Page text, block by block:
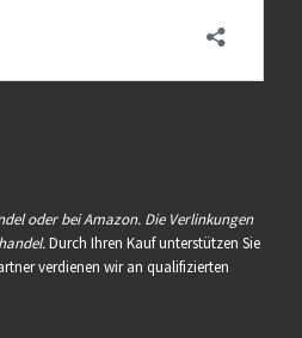
oder bei Amazon. Die Verlinkungen
Durch Ihren Kauf unterstützen Sie
verdienen wir an qualifizierten